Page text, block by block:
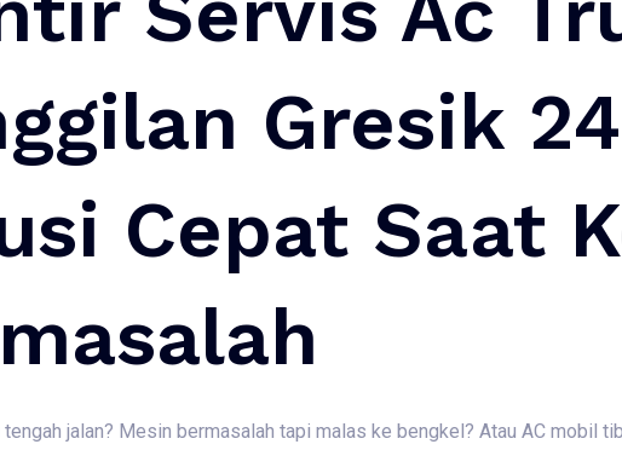
Gresik
Cepat Saat
jalan? Mesin bermasalah tapi malas ke bengkel? Atau AC mobil